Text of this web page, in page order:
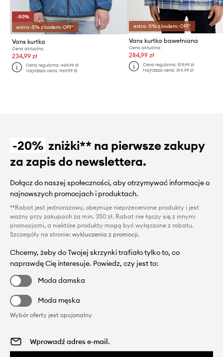
-50%
extra -5% z kodem: OFF*
Vans kurtka
Cena aktualna:
234,99 zł
Cena regularna:469,99 zł
Najniższa cena:469,99 zł
extra -5% z kodem: OFF*
Vans kurtka bawełniana
Cena aktualna:
284,99 zł
Cena regularna: 519,99 zł
Najniższa cena: 314,99 zł
-20% zniżki** na pierwsze zakupy
za zapis do newslettera.
Dołącz do naszej społeczności, aby otrzymywać informacje o
najnowszych promocjach i produktach.
**Rabat jest jednorazowy, obejmuje nieprzecenione produkty i jest
ważny przy zakupach za min. 350 zł. Rabat nie łączy się z innymi
promocjami, a niektóre produkty mogą być wyłączone z rabatu.
Szczegóły na stronie: wykluczenia z promocji.
Chcemy, żeby do Twojej skrzynki trafiało tylko to, co
naprawdę Cię interesuje. Powiedz, czy jest to:
Moda damska
Moda męska
Wybór oferty jest opcjonalny